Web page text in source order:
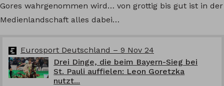
Gores wahrgenommen wird… von grottig bis gut ist in der
Medienlandschaft alles dabei…
Eurosport Deutschland – 9 Nov 24
Drei Dinge, die beim Bayern-Sieg bei
St. Pauli auffielen: Leon Goretzka
nutzt...